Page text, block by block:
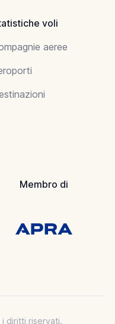
voli
aeree
Membro di
diritti riservati.